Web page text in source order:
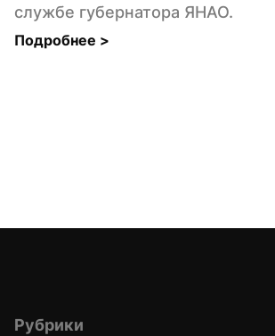
службе губернатора ЯНАО.
Подробнее >
Рубрики